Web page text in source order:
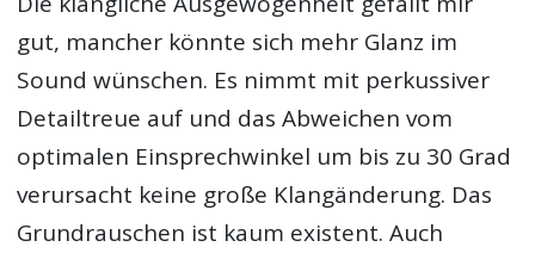
gut, mancher könnte sich mehr Glanz im
Sound wünschen. Es nimmt mit perkussiver
Detailtreue auf und das Abweichen vom
optimalen Einsprechwinkel um bis zu 30 Grad
verursacht keine große Klangänderung. Das
Grundrauschen ist kaum existent. Auch